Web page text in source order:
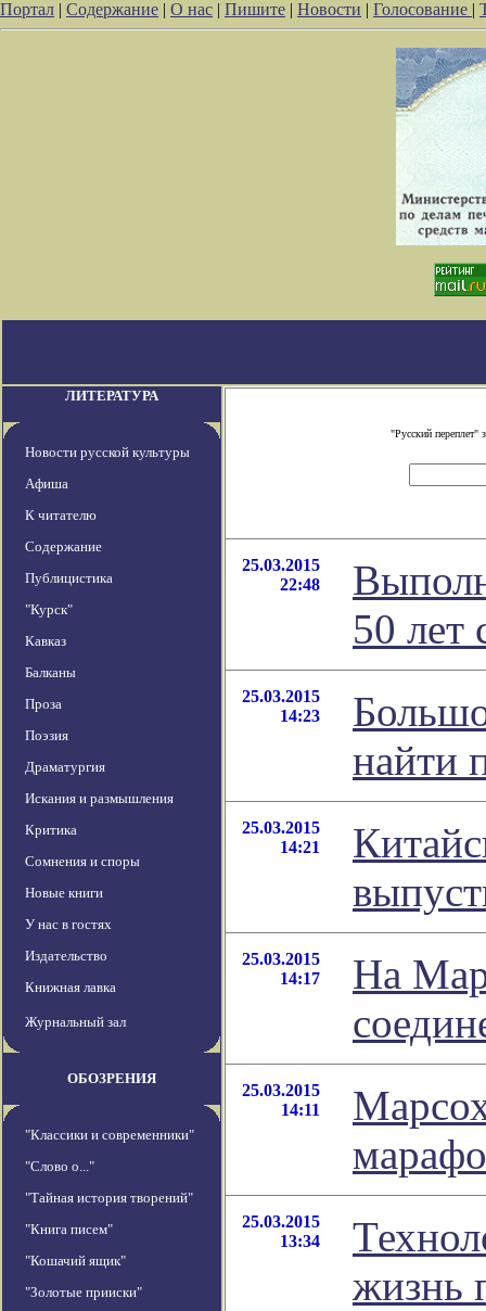
Портал | Содержание | О нас | Пишите | Новости | Голосование |
ЛИТЕРАТУРА
Новости русской культуры
Афиша
К читателю
Содержание
Публицистика
"Курск"
Кавказ
Балканы
Проза
Поэзия
Драматургия
Искания и размышления
Критика
Сомнения и споры
Новые книги
У нас в гостях
Издательство
Книжная лавка
Журнальный зал
ОБОЗРЕНИЯ
"Классики и современники"
"Слово о..."
"Тайная история творений"
"Книга писем"
"Кошачий ящик"
"Золотые прииски"
"Русский
25.03.2015
22:48
50 лет
25.03.2015
14:23
найти
25.03.2015
14:21
25.03.2015
14:17
На
25.03.2015
14:11
25.03.2015
13:34
жизнь